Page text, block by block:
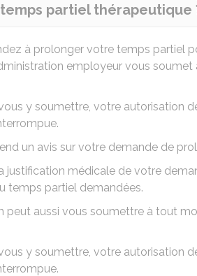
partiel thérapeutique
à prolonger votre temps partiel
employeur vous soumet
y soumettre, votre autorisation
un avis sur votre demande de
justification médicale de votre
temps partiel demandées.
peut aussi vous soumettre à tout
y soumettre, votre autorisation